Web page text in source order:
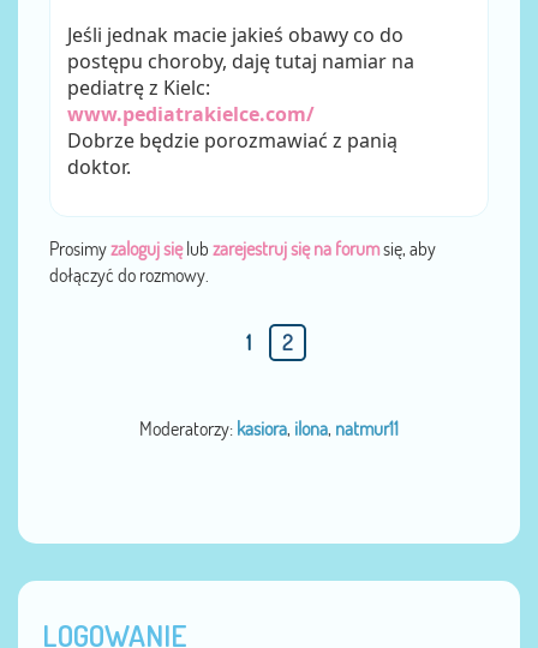
Jeśli jednak macie jakieś obawy co do
postępu choroby, daję tutaj namiar na
pediatrę z Kielc:
www.pediatrakielce.com/
Dobrze będzie porozmawiać z panią
doktor.
Prosimyzaloguj sięlub zarejestruj się na forumsię, aby
dołączyć do rozmowy.
1 2
Moderatorzy: kasiora, ilona, natmur11
LOGOWANIE